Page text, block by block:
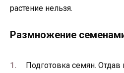
растение нельзя.
Размножение
Подготовка семян. Отдав